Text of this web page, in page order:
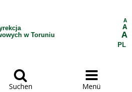
w Toruniu
A
A
A
PL

Suchen

Menü